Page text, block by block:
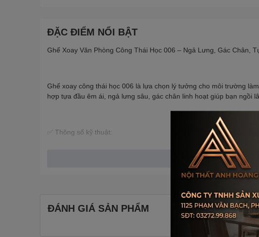
ĐẶC ĐIỂM NỔI BẬT
Ghế Xoay Văn Phòng Công Thái Học 006 – Ngả Lưng, Gác Chân,
Ghế xoay công thái học 006 là lựa chọn lý tưởng cho môi trường
hợp tựa đầu êm ái, ngả lưng sâu, gác chân linh hoạt giúp bạn ngồi
✅ Thông số kỹ thuật:
Trọng lượng: 18kg
ĐÁNH GIÁ SẢN PHẨM